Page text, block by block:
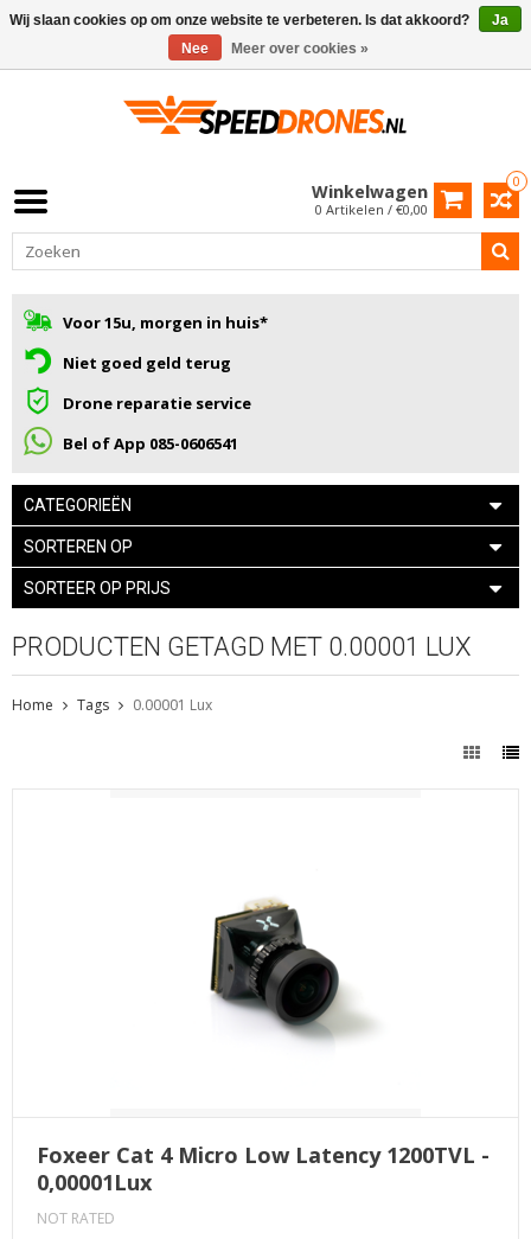
0
Winkelwagen
0 Artikelen / €0,00
Voor 15u, morgen in huis*
Niet goed geld terug
Drone reparatie service
Bel of App 085-0606541
CATEGORIEËN
SORTEREN OP
SORTEER OP PRIJS
PRODUCTEN GETAGD MET 0.00001 LUX
Home Tags 0.00001 Lux
Foxeer Cat 4 Micro Low Latency 1200TVL -
0,00001Lux
NOT RATED
Wij slaan cookies op om onze website te verbeteren. Is dat akkoord?
Ja
Nee
Meer over cookies »